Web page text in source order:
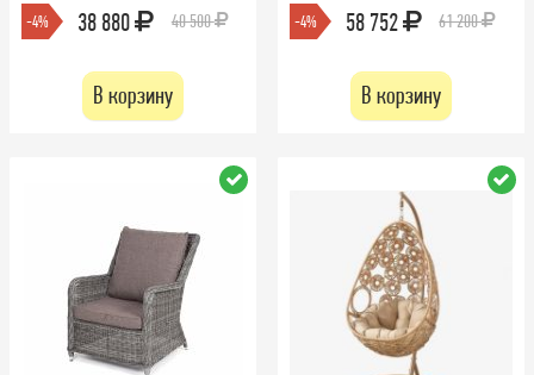
-4% 38 880 40 500
В корзину
-4% 58 752 61 200
В корзину